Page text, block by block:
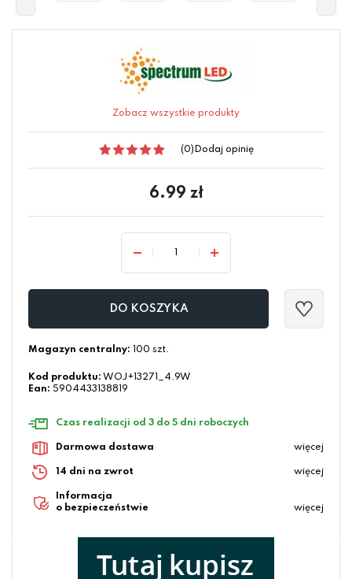
Zobacz wszystkie produkty
(0) Dodaj opinię
6.99 zł
DO KOSZYKA
Magazyn centralny: 100 szt.
Kod produktu: WOJ+13271_4.9W
Ean: 5904433138819
Czas realizacji od 3 do 5 dni roboczych
Darmowa dostawa więcej
14 dni na zwrot więcej
Informacja
o bezpieczeństwie
więcej